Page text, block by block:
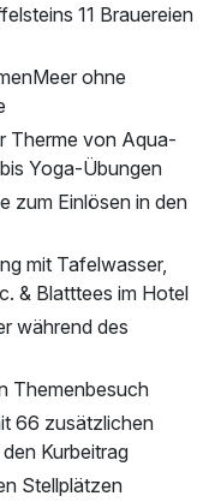
11 Brauereien
ohne
Therme von Aqua-
Yoga-Übungen
zum Einlösen in den
mit Tafelwasser,
& Blatttees im Hotel
während des
Themenbesuch
66 zusätzlichen
Kurbeitrag
Stellplätzen